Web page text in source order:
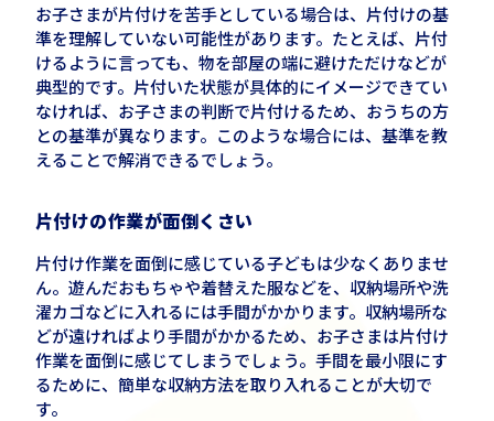
お子さまが片付けを苦手としている場合は、片付けの基
準を理解していない可能性があります。たとえば、片付
けるように言っても、物を部屋の端に避けただけなどが
典型的です。片付いた状態が具体的にイメージできてい
なければ、お子さまの判断で片付けるため、おうちの方
との基準が異なります。このような場合には、基準を教
えることで解消できるでしょう。
片付けの作業が面倒くさい
片付け作業を面倒に感じている子どもは少なくありませ
ん。遊んだおもちゃや着替えた服などを、収納場所や洗
濯カゴなどに入れるには手間がかかります。収納場所な
どが遠ければより手間がかかるため、お子さまは片付け
作業を面倒に感じてしまうでしょう。手間を最小限にす
るために、簡単な収納方法を取り入れることが大切で
す。